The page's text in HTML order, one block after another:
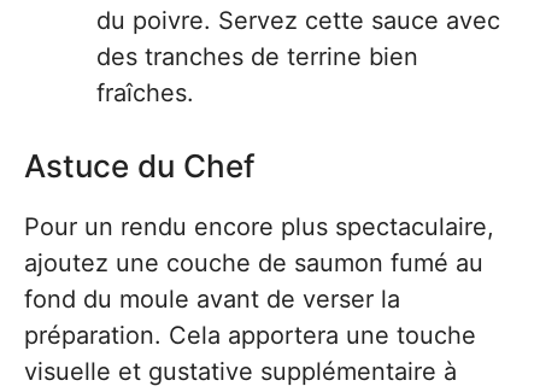
du poivre. Servez cette sauce avec
des tranches de terrine bien
fraîches.
Astuce du Chef
Pour un rendu encore plus spectaculaire,
ajoutez une couche de saumon fumé au
fond du moule avant de verser la
préparation. Cela apportera une touche
visuelle et gustative supplémentaire à